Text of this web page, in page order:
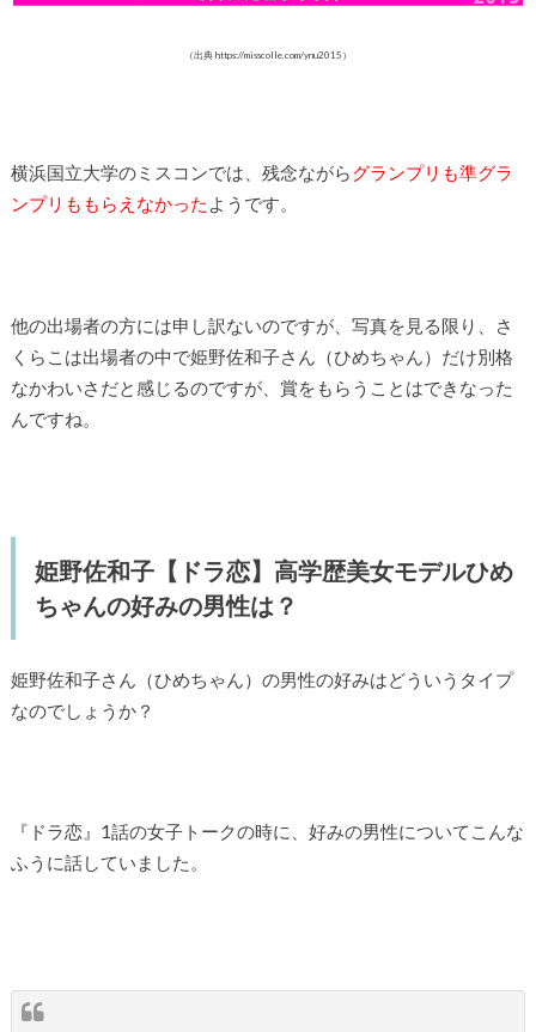
（出典 https://misscolle.com/ynu2015）
横浜国立大学のミスコンでは、残念ながらグランプリも準グラ
ンプリももらえなかった ようです。
他の出場者の方には申し訳ないのですが、写真を見る限り、さ
くらこは出場者の中で姫野佐和子さん（ひめちゃん）だけ別格
なかわいさだと感じるのですが、賞をもらうことはできなった
んですね。
姫野佐和子【ドラ恋】高学歴美女モデルひめ
ちゃんの好みの男性は？
姫野佐和子さん（ひめちゃん）の男性の好みはどういうタイプ
なのでしょうか？
『ドラ恋』1話の女子トークの時に、好みの男性についてこんな
ふうに話していました。